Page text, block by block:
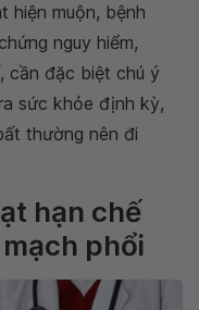
hiện muộn, bệnh
nguy hiểm,
cần đặc biệt chú ý
sức khỏe định kỳ,
thường nên đi
hạn chế
phổi